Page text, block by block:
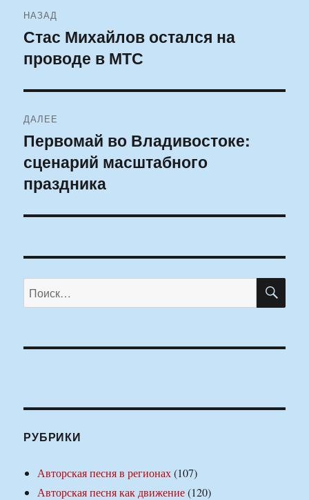
по
записям
НАЗАД
Предыдущая
запись:
Стас Михайлов остался на
проводе в МТС
ДАЛЕЕ
Следующая
запись:
Первомай во Владивостоке:
сценарий масштабного
праздника
Искать:
РУБРИКИ
Авторская песня в регионах(107)
Авторская песня как движение(120)